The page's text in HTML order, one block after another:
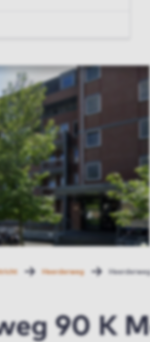
Heerderweg
90 K